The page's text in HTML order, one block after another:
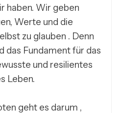
haben. Wir geben
Werte und die
zu glauben . Denn
das Fundament für das
und resilientes
Leben.
geht es darum ,